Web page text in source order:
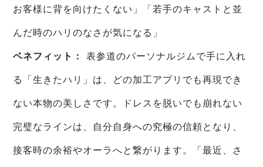
お客様に背を向けたくない」「若手のキャストと並
んだ時のハリのなさが気になる」
ベネフィット：
表参道のパーソナルジムで手に入れ
る「生きたハリ」は、どの加工アプリでも再現でき
ない本物の美しさです。ドレスを脱いでも崩れない
完璧なラインは、自分自身への究極の信頼となり、
接客時の余裕やオーラへと繋がります。「最近、さ